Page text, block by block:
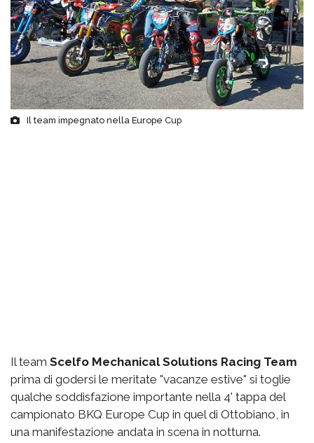
Il team impegnato nella Europe Cup
Il team Scelfo Mechanical Solutions Racing Team
prima di godersi le meritate "vacanze estive" si toglie
qualche soddisfazione importante nella 4' tappa del
campionato BKQ Europe Cup in quel di Ottobiano, in
una manifestazione andata in scena in notturna.